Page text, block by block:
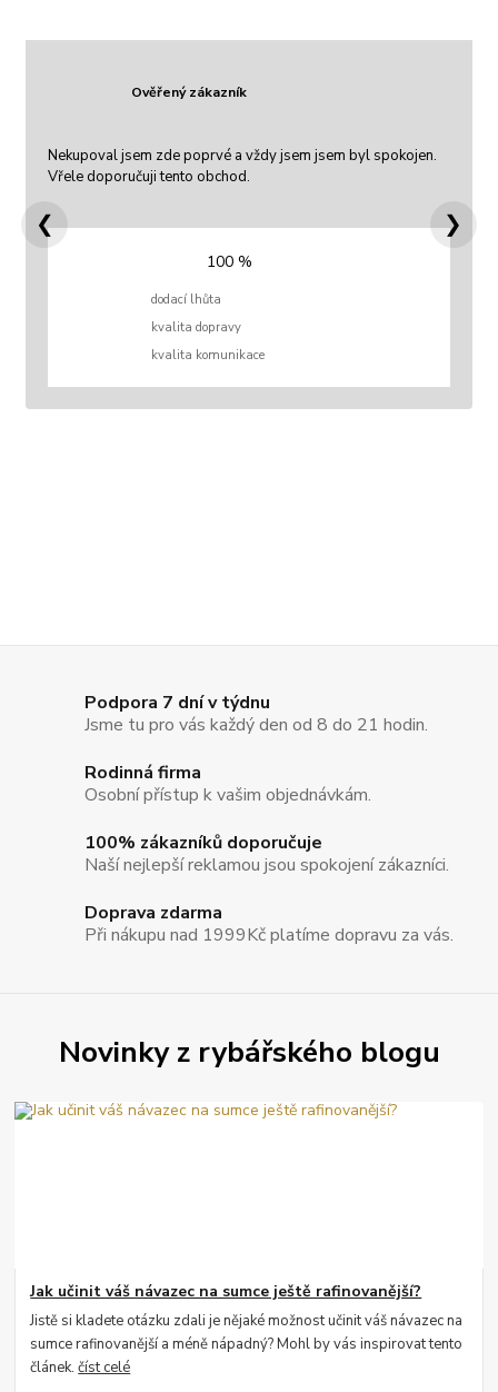
Ověřený zákazník
Nekupoval jsem zde poprvé a vždy jsem jsem byl spokojen.
Vřele doporučuji tento obchod.
100 %
dodací lhůta
kvalita dopravy
kvalita komunikace
❮ ❯
Podpora 7 dní v týdnu
Jsme tu pro vás každý den od 8 do 21 hodin.
Rodinná firma
Osobní přístup k vašim objednávkám.
100% zákazníků doporučuje
Naší nejlepší reklamou jsou spokojení zákazníci.
Doprava zdarma
Při nákupu nad 1999Kč platíme dopravu za vás.
Novinky z rybářského blogu
Jak učinit váš návazec na sumce ještě rafinovanější?
Jistě si kladete otázku zdali je nějaké možnost učinit váš návazec na
sumce rafinovanější a méně nápadný? Mohl by vás inspirovat tento
článek.číst celé